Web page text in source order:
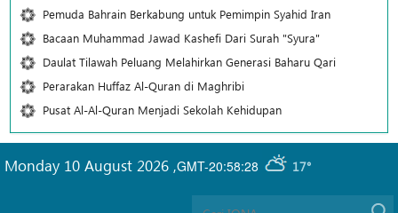
Pemuda Bahrain Berkabung untuk Pemimpin Syahid Iran
Bacaan Muhammad Jawad Kashefi Dari Surah "Syura"
Daulat Tilawah Peluang Melahirkan Generasi Baharu Qari
Perarakan Huffaz Al-Quran di Maghribi
Pusat Al-Al-Quran Menjadi Sekolah Kehidupan
GMT-20:58:28 17°
Monday 10 August 2026 ,